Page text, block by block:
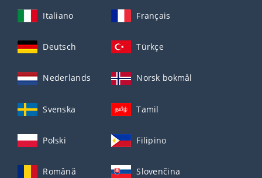
Italiano Français
Deutsch Türkçe
Nederlands Norsk bokmål
Svenska Tamil
Polski Filipino
Română Slovenčina